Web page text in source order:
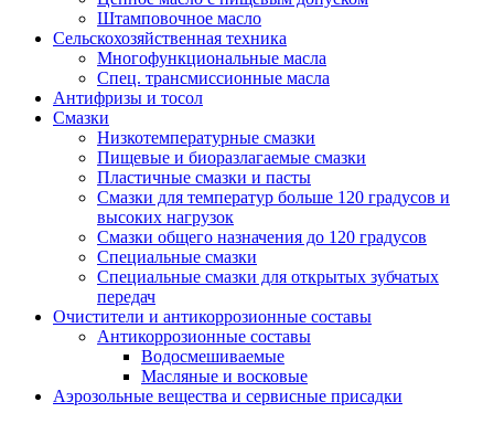
Штамповочное масло
Сельскохозяйственная техника
Многофункциональные масла
Спец. трансмиссионные масла
Антифризы и тосол
Смазки
Низкотемпературные смазки
Пищевые и биоразлагаемые смазки
Пластичные смазки и пасты
Смазки для температур больше 120 градусов и
высоких нагрузок
Смазки общего назначения до 120 градусов
Специальные смазки
Специальные смазки для открытых зубчатых
передач
Очистители и антикоррозионные составы
Антикоррозионные составы
Водосмешиваемые
Масляные и восковые
Аэрозольные вещества и сервисные присадки